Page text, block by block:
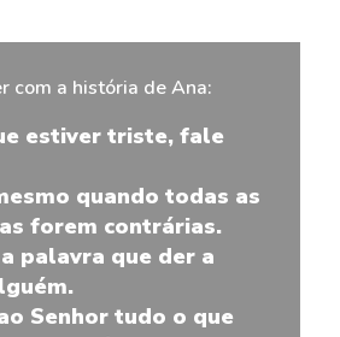
com a história de Ana:
estiver triste, fale
quando todas as
forem contrárias.
palavra que der a
Senhor tudo o que